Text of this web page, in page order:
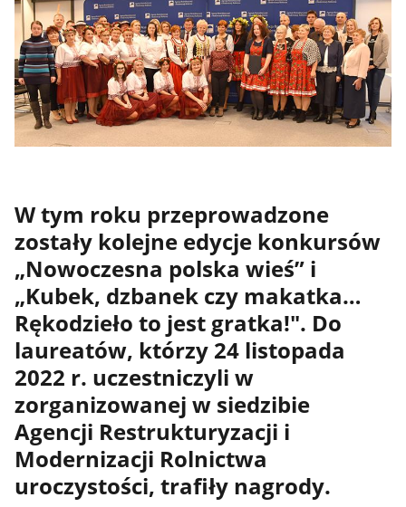
W tym roku przeprowadzone
zostały kolejne edycje konkursów
„Nowoczesna polska wieś” i
„Kubek, dzbanek czy makatka…
Rękodzieło to jest gratka!". Do
laureatów, którzy 24 listopada
2022 r. uczestniczyli w
zorganizowanej w siedzibie
Agencji Restrukturyzacji i
Modernizacji Rolnictwa
uroczystości, trafiły nagrody.